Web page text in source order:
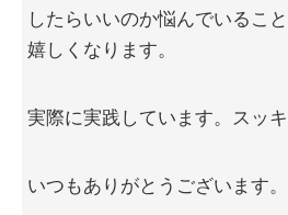
したらいいのか悩んでいるこ
嬉しくなります。
実際に実践しています。スッキ
いつもありがとうございます。